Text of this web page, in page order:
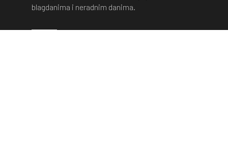
blagdanima i neradnim danima.